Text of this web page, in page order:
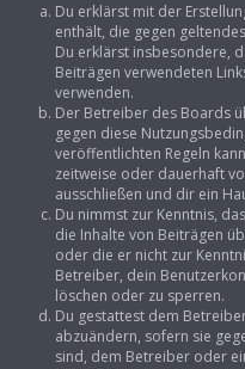
Du erklärst mit der
enthält, die gegen
Du erklärst insbesondere,
Beiträgen verwendeten
verwenden.
Der Betreiber des Boards
gegen diese
veröffentlichten Regeln
zeitweise oder dauerhaft
ausschließen und dir ein
Du nimmst zur Kenntnis,
die Inhalte von Beiträgen
oder die er nicht zur
Betreiber, dein
löschen oder zu sperren.
Du gestattest dem
abzuändern, sofern sie
sind, dem Betreiber oder